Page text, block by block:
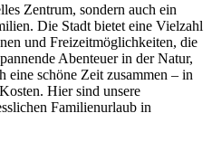
Zentrum, sondern auch ein
Die Stadt bietet eine Vielzahl
und Freizeitmöglichkeiten, die
Abenteuer in der Natur,
eine schöne Zeit zusammen – in
Hier sind unsere
Familienurlaub in